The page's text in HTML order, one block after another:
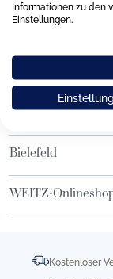
Hamburg am
Hamburg AEZ
Bielefeld
WEITZ-
Kostenloser
Informationen zu den
Einstellungen.